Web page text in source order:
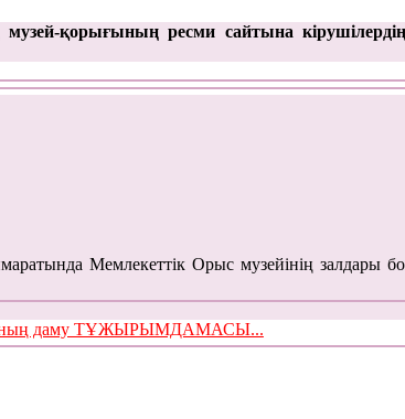
қорығының ресми сайтына
Мемлекеттік Орыс музейінің залдары
ның даму ТҰЖЫРЫМДАМАСЫ...